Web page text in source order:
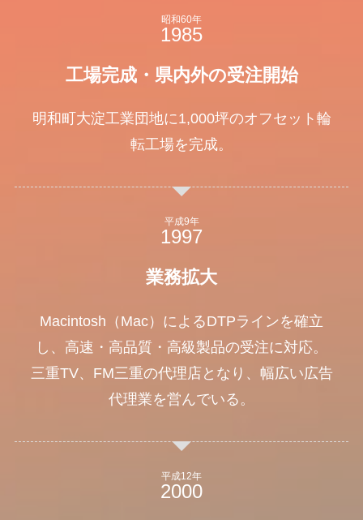
昭和60年
工場完成・県内外の受注開始
明和町大淀工業団地に1,000坪のオフセット輪
転工場を完成。
平成9年
業務拡大
Macintosh（Mac）によるDTPラインを確立
し、高速・高品質・高級製品の受注に対応。
三重TV、FM三重の代理店となり、幅広い広告
代理業を営んでいる。
平成12年